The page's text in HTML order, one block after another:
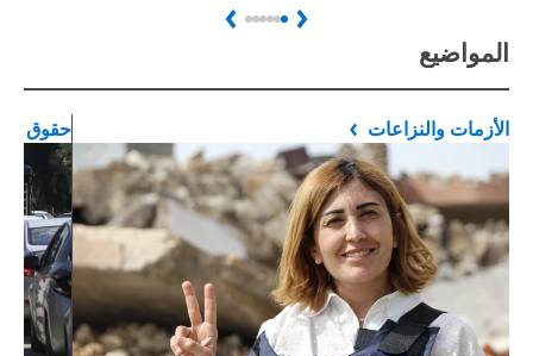
Previous
Next
المواضيع
الأزمات والنزاعات حقوق